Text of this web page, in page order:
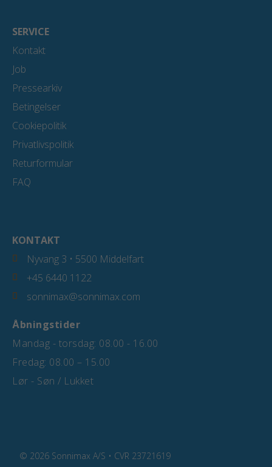
SERVICE
Kontakt
Job
Pressearkiv
Betingelser
Cookiepolitik
Privatlivspolitik
Returformular
FAQ
KONTAKT
Nyvang 3 • 5500 Middelfart
+45 6440 1122
sonnimax@sonnimax.com
Åbningstider
Mandag - torsdag: 08.00 - 16.00
Fredag: 08.00 – 15.00
Lør - Søn / Lukket
© 2026 Sonnimax A/S • CVR 23721619